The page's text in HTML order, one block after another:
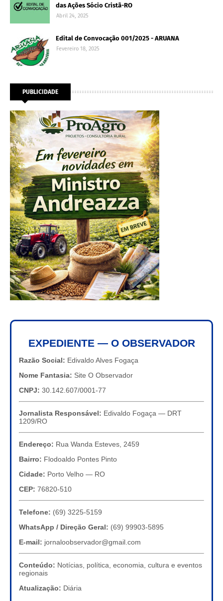
das Ações Sócio Cristã-RO
Abril 24, 2025
Edital de Convocação 001/2025 - ARUANA
Fevereiro 18, 2025
PUBLICIDADE
EXPEDIENTE — O OBSERVADOR
Razão Social: Edivaldo Alves Fogaça
Nome Fantasia: Site O Observador
CNPJ: 30.142.607/0001-77
Jornalista Responsável: Edivaldo Fogaça — DRT
1209/RO
Endereço: Rua Wanda Esteves, 2459
Bairro: Flodoaldo Pontes Pinto
Cidade: Porto Velho — RO
CEP: 76820-510
Telefone: (69) 3225-5159
WhatsApp / Direção Geral: (69) 99903-5895
E-mail: jornaloobservador@gmail.com
Conteúdo: Notícias, política, economia, cultura e eventos
regionais
Atualização: Diária